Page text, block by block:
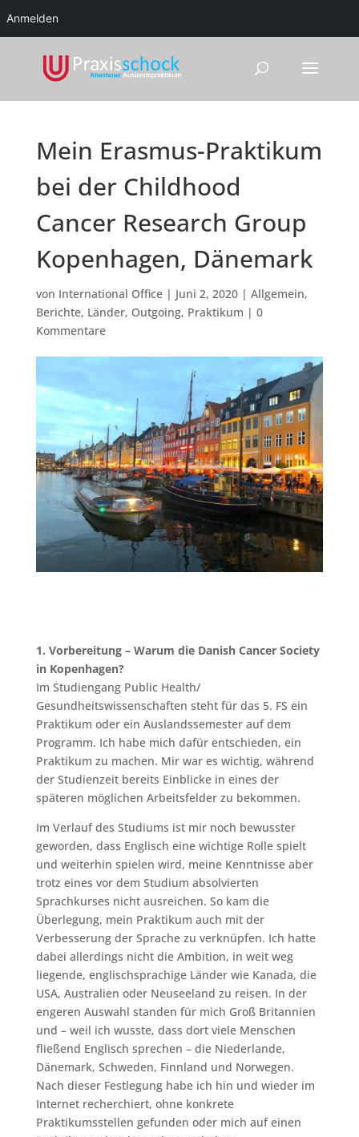
Anmelden
Mein Erasmus-Praktikum
bei der Childhood
Cancer Research Group
Kopenhagen, Dänemark
von International Office| Juni 2, 2020| Allgemein,
Berichte, Länder, Outgoing, Praktikum | 0
Kommentare
1. Vorbereitung – Warum die Danish Cancer Society
in Kopenhagen?
Im Studiengang Public Health/
Gesundheitswissenschaften steht für das 5. FS ein
Praktikum oder ein Auslandssemester auf dem
Programm. Ich habe mich dafür entschieden, ein
Praktikum zu machen. Mir war es wichtig, während
der Studienzeit bereits Einblicke in eines der
späteren möglichen Arbeitsfelder zu bekommen.
Im Verlauf des Studiums ist mir noch bewusster
geworden, dass Englisch eine wichtige Rolle spielt
und weiterhin spielen wird, meine Kenntnisse aber
trotz eines vor dem Studium absolvierten
Sprachkurses nicht ausreichen. So kam die
Überlegung, mein Praktikum auch mit der
Verbesserung der Sprache zu verknüpfen. Ich hatte
dabei allerdings nicht die Ambition, in weit weg
liegende, englischsprachige Länder wie Kanada, die
USA, Australien oder Neuseeland zu reisen. In der
engeren Auswahl standen für mich Groß Britannien
und – weil ich wusste, dass dort viele Menschen
fließend Englisch sprechen – die Niederlande,
Dänemark, Schweden, Finnland und Norwegen.
Nach dieser Festlegung habe ich hin und wieder im
Internet recherchiert, ohne konkrete
Praktikumsstellen gefunden oder mich auf einen